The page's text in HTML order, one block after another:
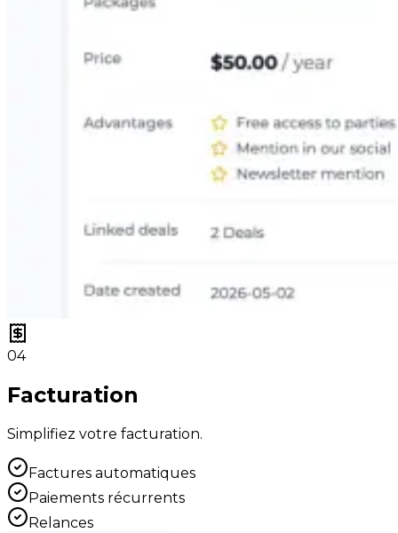
04
Facturation
Simplifiez votre facturation.
Factures automatiques
Paiements récurrents
Relances